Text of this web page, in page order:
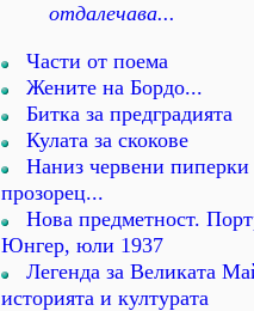
отдалечава...
Части от поема
Жените на Бордо...
Битка за предградията
Кулата за скокове
Наниз червени пиперки
прозорец...
Нова предметност.
Юнгер, юли 1937
Легенда за Великата
историята и културата